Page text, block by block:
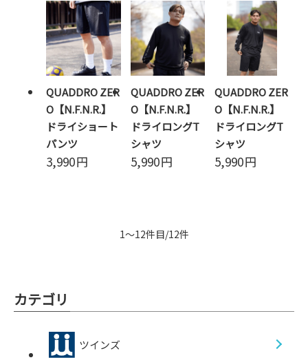
QUADDRO ZER
O【N.F.N.R.】
ドライショート
パンツ
3,990円
QUADDRO ZER
O【N.F.N.R.】
ドライロングT
シャツ
5,990円
QUADDRO ZER
O【N.F.N.R.】
ドライロングT
シャツ
5,990円
1～12件目/12件
カテゴリ
ツインズ